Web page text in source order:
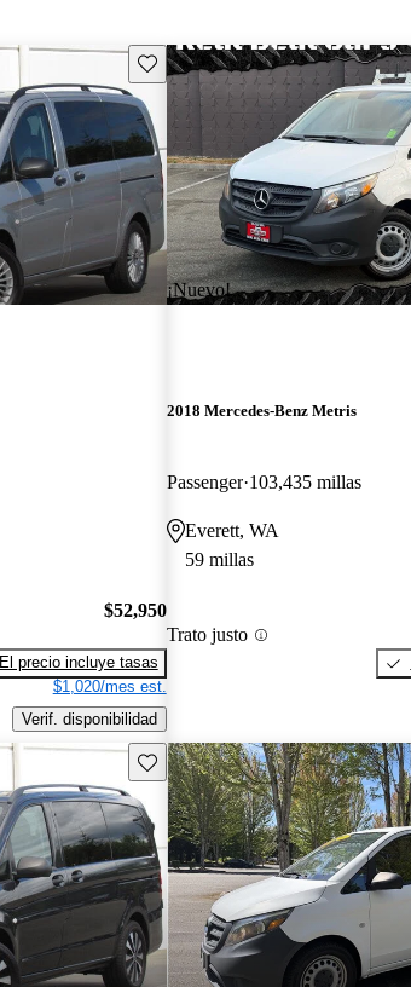
Guarda este Aviso
$52,950
El precio incluye tasas
$1,020/mes est.
Verif. disponibilidad
¡Nuevo!
2018 Mercedes-Benz Metris
Passenger 103,435 millas
Everett, WA
59 millas
Trato justo
Guarda este Aviso